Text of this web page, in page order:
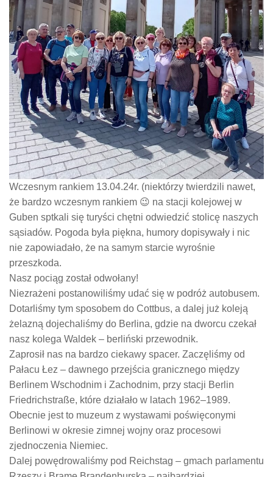
Wczesnym rankiem 13.04.24r. (niektórzy twierdzili nawet,
że bardzo wczesnym rankiem 😉 na stacji kolejowej w
Guben sptkali się turyści chętni odwiedzić stolicę naszych
sąsiadów. Pogoda była piękna, humory dopisywały i nic
nie zapowiadało, że na samym starcie wyrośnie
przeszkoda.
Nasz pociąg został odwołany!
Niezrażeni postanowiliśmy udać się w podróż autobusem.
Dotarliśmy tym sposobem do Cottbus, a dalej już koleją
żelazną dojechaliśmy do Berlina, gdzie na dworcu czekał
nasz kolega Waldek – berliński przewodnik.
Zaprosił nas na bardzo ciekawy spacer. Zaczęliśmy od
Pałacu Łez – dawnego przejścia granicznego między
Berlinem Wschodnim i Zachodnim, przy stacji Berlin
Friedrichstraße, które działało w latach 1962–1989.
Obecnie jest to muzeum z wystawami poświęconymi
Berlinowi w okresie zimnej wojny oraz procesowi
zjednoczenia Niemiec.
Dalej powędrowaliśmy pod Reichstag – gmach parlamentu